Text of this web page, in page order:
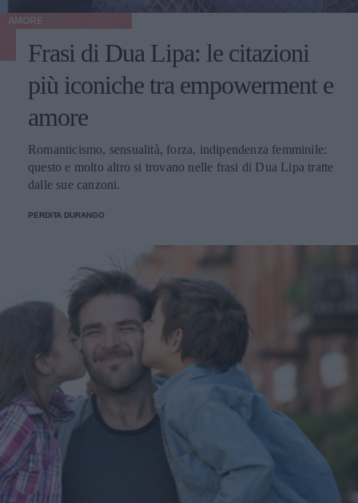
AMORE
Frasi di Dua Lipa: le citazioni
più iconiche tra empowerment e
amore
Romanticismo, sensualità, forza, indipendenza femminile:
questo e molto altro si trovano nelle frasi di Dua Lipa tratte
dalle sue canzoni.
PERDITA DURANGO